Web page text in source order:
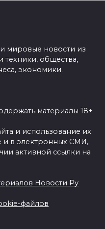
мировые новости из
техники, общества,
экономики.
материалы 18+
и использование их
и в электронных СМИ,
активной ссылки на
Новости Ру
файлов